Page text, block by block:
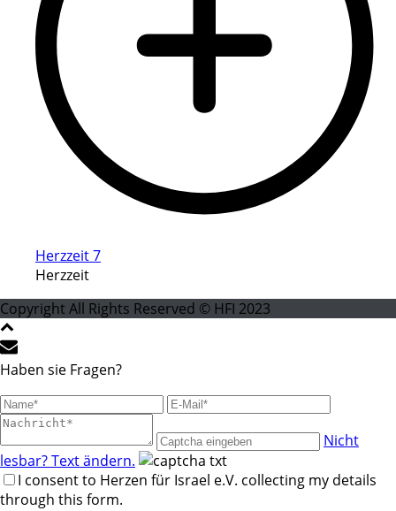
Herzzeit 7
Herzzeit
Copyright All Rights Reserved © HFI 2023
Haben sie Fragen?
Nicht
lesbar? Text ändern.
I consent to Herzen für Israel e.V. collecting my details
through this form.